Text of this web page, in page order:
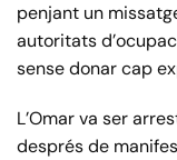
penjant un
autoritats
sense donar cap
L’Omar va ser
després de